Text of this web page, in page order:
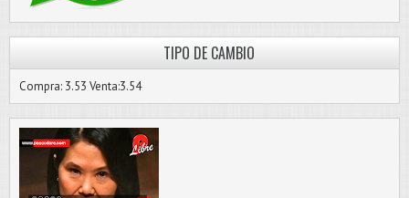
TIPO DE CAMBIO
Compra: 3.53 Venta:3.54